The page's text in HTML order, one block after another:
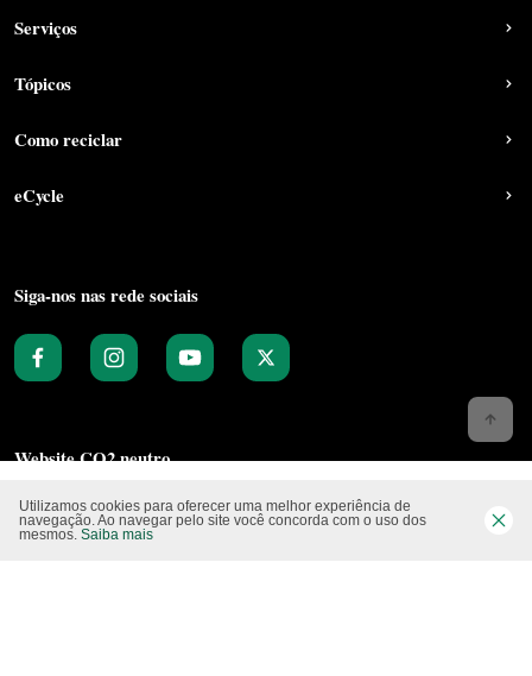
Serviços
Tópicos
Como reciclar
eCycle
Siga-nos nas rede sociais
Website CO2 neutro
Utilizamos cookies para oferecer uma melhor experiência de
navegação. Ao navegar pelo site você concorda com o uso dos
mesmos. Saiba mais